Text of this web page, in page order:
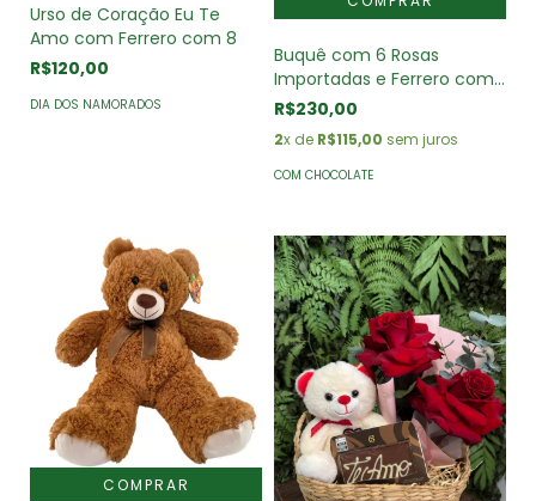
Urso de Coração Eu Te
Amo com Ferrero com 8
R$120,00
DIA DOS NAMORADOS
Buquê com 6 Rosas
Importadas e Ferrero com
8
R$230,00
2x de R$115,00 sem juros
COM CHOCOLATE